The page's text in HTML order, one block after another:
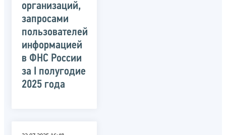
организаций,
запросами
пользователей
информацией
в ФНС России
за I полугодие
2025 года